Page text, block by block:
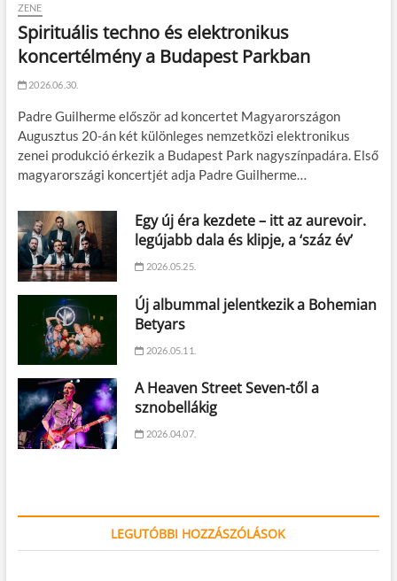
ZENE
Spirituális techno és elektronikus
koncertélmény a Budapest Parkban
2026.06.30.
Padre Guilherme először ad koncertet Magyarországon
Augusztus 20-án két különleges nemzetközi elektronikus
zenei produkció érkezik a Budapest Park nagyszínpadára. Első
magyarországi koncertjét adja Padre Guilherme…
Egy új éra kezdete – itt az aurevoir.
legújabb dala és klipje, a ‘száz év’
2026.05.25.
Új albummal jelentkezik a Bohemian
Betyars
2026.05.11.
A Heaven Street Seven-től a
sznobellákig
2026.04.07.
LEGUTÓBBI HOZZÁSZÓLÁSOK